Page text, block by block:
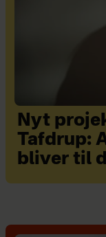
Nyt
Tafdrup:
bliver til